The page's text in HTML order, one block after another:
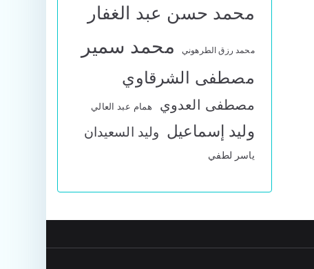
محمد حسن عبد الغفار
محمد رزق الطرهوني محمد سمير
مصطفى الشرقاوي
مصطفى العدوي همام عبد العالي
وليد إسماعيل وليد السعيدان
ياسر لطفي